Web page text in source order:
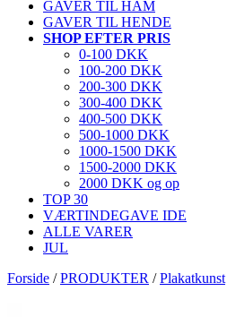
GAVER TIL HAM
GAVER TIL HENDE
SHOP EFTER PRIS
0-100 DKK
100-200 DKK
200-300 DKK
300-400 DKK
400-500 DKK
500-1000 DKK
1000-1500 DKK
1500-2000 DKK
2000 DKK og op
TOP 30
VÆRTINDEGAVE IDE
ALLE VARER
JUL
Forside /PRODUKTER /Plakatkunst